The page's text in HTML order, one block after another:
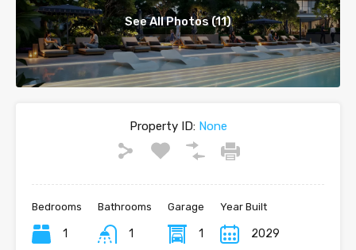
See All Photos (11)
Property ID:None
Bedrooms
1
Bathrooms
1
Garage
1
Year Built
2029